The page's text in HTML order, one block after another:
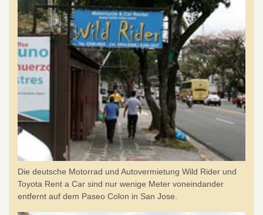
Die deutsche Motorrad und Autovermietung Wild Rider und
Toyota Rent a Car sind nur wenige Meter voneindander
entfernt auf dem Paseo Colon in San Jose.